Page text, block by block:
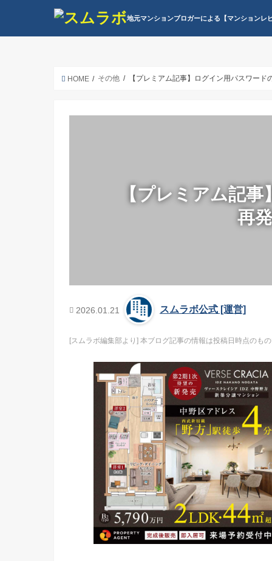
地元マンションブロガーによる【マンションレ
HOME その他 【プレミアム記事】ログイン用パスワード
【プレミアム記
再
2026.01.21 スムラボ公式 [運営]
[スムラボ編集部より] 本ブログ記事の情報は投稿日時点のも